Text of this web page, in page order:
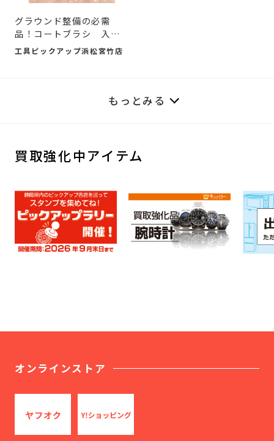
グラウンド整備の必需
品！コートブラシ 入荷
しま...
工具ピックアップ浜松宮竹店
もっとみる
買取強化中アイテム
オンラインストア